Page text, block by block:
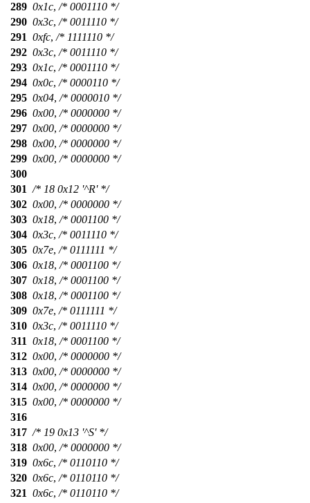
289 0x1c, /* 0001110 */
290 0x3c, /* 0011110 */
291 0xfc, /* 1111110 */
292 0x3c, /* 0011110 */
293 0x1c, /* 0001110 */
294 0x0c, /* 0000110 */
295 0x04, /* 0000010 */
296 0x00, /* 0000000 */
297 0x00, /* 0000000 */
298 0x00, /* 0000000 */
299 0x00, /* 0000000 */
300
301 /* 18 0x12 '^R' */
302 0x00, /* 0000000 */
303 0x18, /* 0001100 */
304 0x3c, /* 0011110 */
305 0x7e, /* 0111111 */
306 0x18, /* 0001100 */
307 0x18, /* 0001100 */
308 0x18, /* 0001100 */
309 0x7e, /* 0111111 */
310 0x3c, /* 0011110 */
311 0x18, /* 0001100 */
312 0x00, /* 0000000 */
313 0x00, /* 0000000 */
314 0x00, /* 0000000 */
315 0x00, /* 0000000 */
316
317 /* 19 0x13 '^S' */
318 0x00, /* 0000000 */
319 0x6c, /* 0110110 */
320 0x6c, /* 0110110 */
321 0x6c, /* 0110110 */